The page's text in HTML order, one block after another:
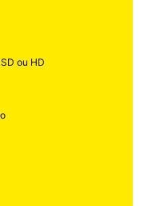
ou HD